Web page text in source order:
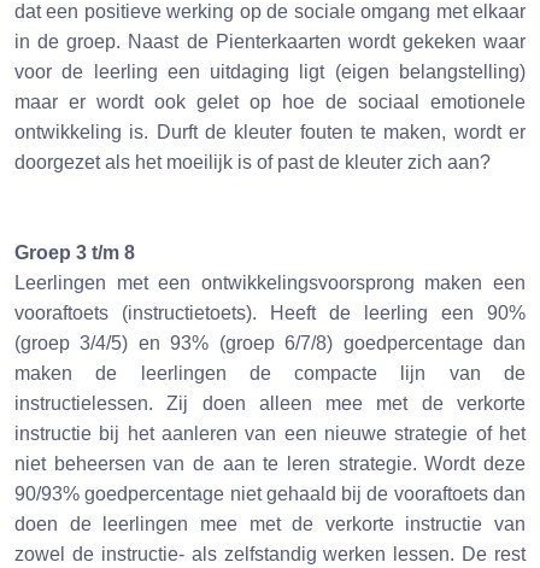
dat een positieve werking op de sociale omgang met elkaar
in de groep. Naast de Pienterkaarten wordt gekeken waar
voor de leerling een uitdaging ligt (eigen belangstelling)
maar er wordt ook gelet op hoe de sociaal emotionele
ontwikkeling is. Durft de kleuter fouten te maken, wordt er
doorgezet als het moeilijk is of past de kleuter zich aan?
Groep 3 t/m 8
Leerlingen met een ontwikkelingsvoorsprong maken een
vooraftoets (instructietoets). Heeft de leerling een 90%
(groep 3/4/5) en 93% (groep 6/7/8) goedpercentage dan
maken de leerlingen de compacte lijn van de
instructielessen. Zij doen alleen mee met de verkorte
instructie bij het aanleren van een nieuwe strategie of het
niet beheersen van de aan te leren strategie. Wordt deze
90/93% goedpercentage niet gehaald bij de vooraftoets dan
doen de leerlingen mee met de verkorte instructie van
zowel de instructie- als zelfstandig werken lessen. De rest